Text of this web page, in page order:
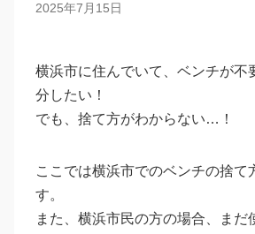
2025年7月15日
横浜市に住んでいて、ベンチが不
分したい！
でも、捨て方がわからない…！
ここでは横浜市でのベンチの捨て
す。
また、横浜市民の方の場合、まだ